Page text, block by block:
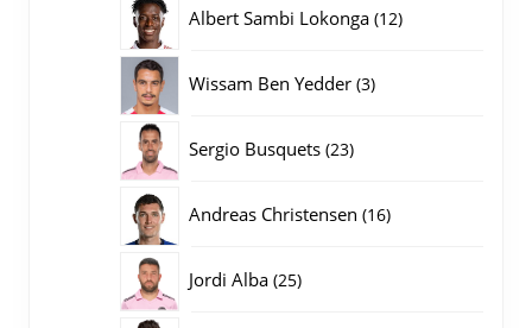
Albert Sambi Lokonga 1212
Wissam Ben Yedder 33
Sergio Busquets 2323
Andreas Christensen 1616
Jordi Alba 2525